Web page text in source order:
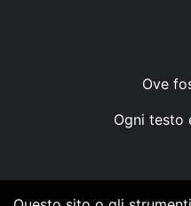
Ove
Ogni testo